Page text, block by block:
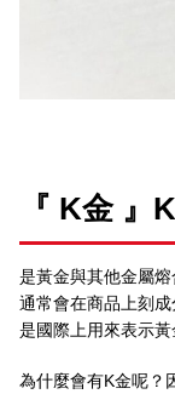
『 K金
是黃金與其他金屬熔
通常會在商品上刻成
是國際上用來表示黃
為什麼會有K金呢？